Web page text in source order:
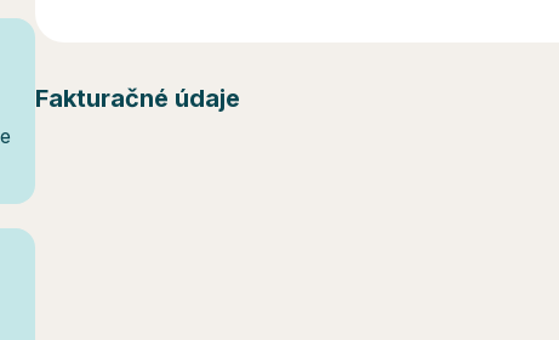
Fakturačné údaje